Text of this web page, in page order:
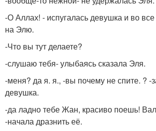
-О Аллах! - испугалась девушка и во
на Элю.
-Что вы тут делаете?
-слушаю тебя- улыбаясь сказала Эля.
-меня? да я. я., -вы почему не спите. ? -
девушка.
-да ладно тебе Жан, красиво поешь!
-начала дразнить её.